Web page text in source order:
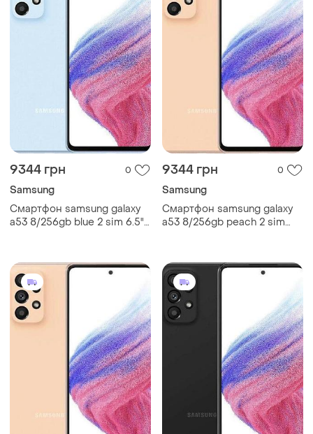
9344 грн 0
Samsung
Смартфон samsung galaxy
a53 8/256gb blue 2 sim 6.5"
9344 грн 0
Samsung
Смартфон samsung galaxy
a53 8/256gb peach 2 sim